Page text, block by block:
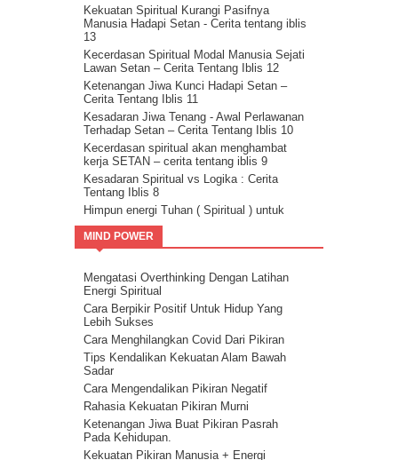
Kekuatan Spiritual Kurangi Pasifnya
Manusia Hadapi Setan - Cerita tentang iblis
13
Kecerdasan Spiritual Modal Manusia Sejati
Lawan Setan – Cerita Tentang Iblis 12
Ketenangan Jiwa Kunci Hadapi Setan –
Cerita Tentang Iblis 11
Kesadaran Jiwa Tenang - Awal Perlawanan
Terhadap Setan – Cerita Tentang Iblis 10
Kecerdasan spiritual akan menghambat
kerja SETAN – cerita tentang iblis 9
Kesadaran Spiritual vs Logika : Cerita
Tentang Iblis 8
Himpun energi Tuhan ( Spiritual ) untuk
kalahkan Setan – Cerita tentang iblis 7
Cara kalahkan setan dengan kristalisasi
Firman Tuhan – cerita tentang iblis 6
Guru Sejati Sadarkan Manusia Untuk
Melawan Iblis : Cerita Tentang Iblis 5
Cahaya Allah untuk melawan setan : cerita
tentang iblis 4
Ilmu Spiritual Untuk Melawan Iblis : Cerita
Tentang Iblis 3
Cerita Tentang Iblis 2 – Kecerdasan
Spiritual Adalah Musuh Iblis
Cerita Tentang Iblis Bagian 1
MIND POWER
Mengatasi Overthinking Dengan Latihan
Energi Spiritual
Cara Berpikir Positif Untuk Hidup Yang
Lebih Sukses
Cara Menghilangkan Covid Dari Pikiran
Tips Kendalikan Kekuatan Alam Bawah
Sadar
Cara Mengendalikan Pikiran Negatif
Rahasia Kekuatan Pikiran Murni
Ketenangan Jiwa Buat Pikiran Pasrah
Pada Kehidupan.
Kekuatan Pikiran Manusia + Energi